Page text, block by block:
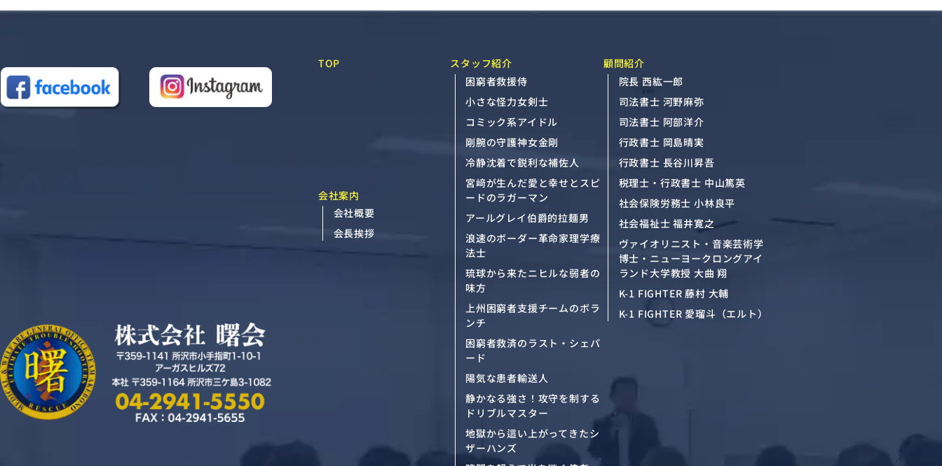
TOP
会社案内
会社概要
会長挨拶
スタッフ紹介
困窮者救援侍
小さな怪力女剣士
コミック系アイドル
剛腕の守護神女金剛
冷静沈着で鋭利な補佐人
宮﨑が生んだ愛と幸せとスピ
ードのラガーマン
アールグレイ伯爵的拉麺男
浪速のボーダー革命家理学療
法士
琉球から来たニヒルな弱者の
味方
上州困窮者支援チームのボラ
ンチ
困窮者救済のラスト・シェパ
ード
陽気な患者輸送人
静かなる強さ！攻守を制する
ドリブルマスター
地獄から這い上がってきたシ
ザーハンズ
顧問紹介
院長 西紘一郎
司法書士 河野麻弥
司法書士 阿部洋介
行政書士 岡島晴実
行政書士 長谷川昇吾
税理士・行政書士 中山篤英
社会保険労務士 小林良平
社会福祉士 福井寛之
ヴァイオリニスト・音楽芸術学
博士・ニューヨークロングアイ
ランド大学教授 大曲 翔
K-1 FIGHTER 藤村 大輔
K-1 FIGHTER 愛瑠斗（エルト）